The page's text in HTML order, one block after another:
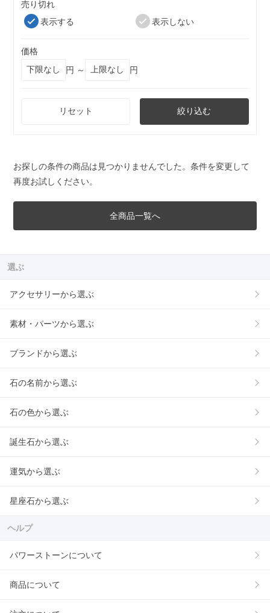
売り切れ
表示する
表示しない
価格
円 ～
円
リセット 絞り込む
お探しの条件の商品は見つかりませんでした。条件を変更して
再度お試しください。
全商品一覧へ
選ぶ
アクセサリーから選ぶ
素材・パーツから選ぶ
ブランドから選ぶ
石の名前から選ぶ
石の色から選ぶ
誕生石から選ぶ
運気から選ぶ
星座石から選ぶ
ヘルプ
パワーストーンについて
商品について